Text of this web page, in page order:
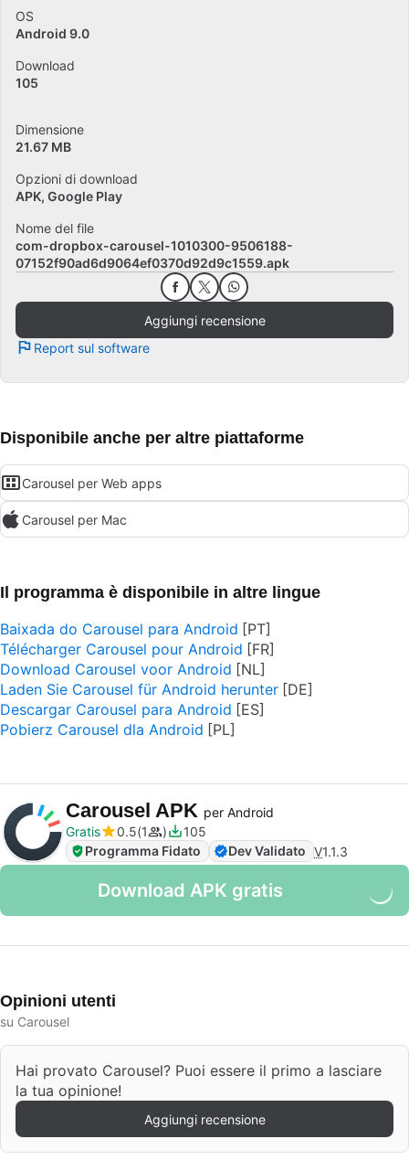
OS
Android 9.0
Download
105
Dimensione
21.67 MB
Opzioni di download
APK, Google Play
Nome del file
com-dropbox-carousel-1010300-9506188-
07152f90ad6d9064ef0370d92d9c1559.apk
Aggiungi recensione
Report sul software
Disponibile anche per altre piattaforme
Carousel per Web apps
Carousel per Mac
Il programma è disponibile in altre lingue
Baixada do Carousel para Android
Télécharger Carousel pour Android
Download Carousel voor Android
Laden Sie Carousel für Android herunter
Descargar Carousel para Android
Pobierz Carousel dla Android
Carousel APK per Android
Gratis
0.5 1
105
Programma Fidato
Dev Validato V1.1.3
Download APK gratis
Opinioni utenti
su Carousel
Hai provato Carousel? Puoi essere il primo a lasciare
la tua opinione!
Aggiungi recensione